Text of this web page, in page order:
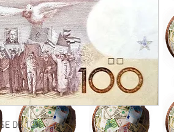
DE 10%.